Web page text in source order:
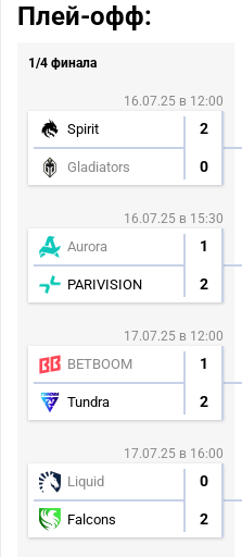
Плей-офф:
1/4 финала
16.07.25 в 12:00
Spirit 2
Gladiators 0
16.07.25 в 15:30
Aurora 1
PARIVISION 2
17.07.25 в 12:00
BETBOOM 1
Tundra 2
17.07.25 в 16:00
Liquid 0
Falcons 2